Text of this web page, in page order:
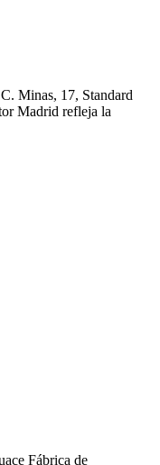
Minas, 17, Standard
Madrid refleja la
Fábrica de